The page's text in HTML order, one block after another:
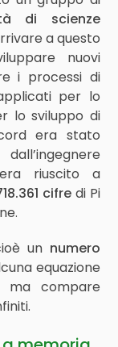
di scienze
a questo
nuovi
i processi di
per lo
lo sviluppo di
era stato
riuscito a
cifredi Pi
un numero
equazione
ma compare